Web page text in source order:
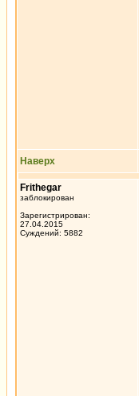
Наверх
Frithegar
заблокирован
Зарегистрирован:
27.04.2015
Суждений: 5882